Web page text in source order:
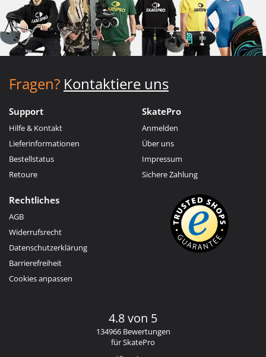
Fragen? Kontaktiere uns
Support
Hilfe & Kontakt
Lieferinformationen
Bestellstatus
Retoure
SkatePro
Anmelden
Über uns
Impressum
Sichere Zahlung
Rechtliches
AGB
Widerrufsrecht
Datenschutzerklärung
Barrierefreiheit
Cookies anpassen
4.8 von 5
134966 Bewertungen
für SkatePro